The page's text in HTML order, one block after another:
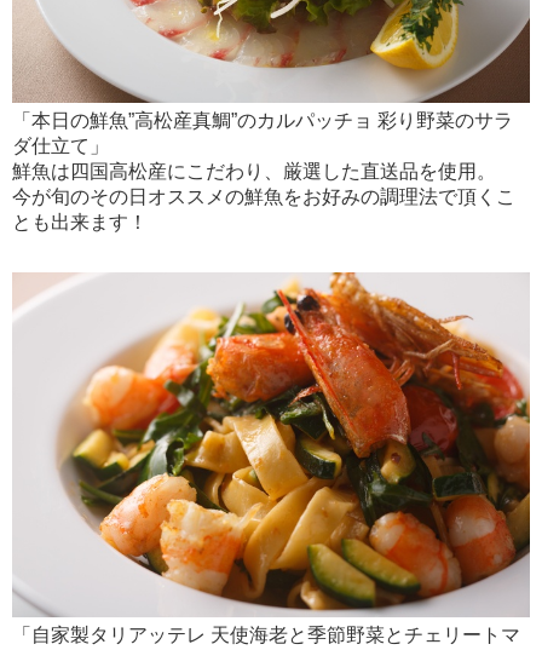
「本日の鮮魚”高松産真鯛”のカルパッチョ 彩り野菜のサラ
ダ仕立て」
鮮魚は四国高松産にこだわり、厳選した直送品を使用。
今が旬のその日オススメの鮮魚をお好みの調理法で頂くこ
とも出来ます！
「自家製タリアッテレ 天使海老と季節野菜とチェリートマ